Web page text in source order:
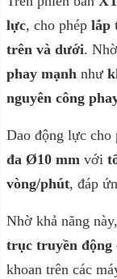
lực, cho phép lắp
trên và dưới.
phay mạnh như
nguyên công
Dao động lực cho
đa Ø10 mm với
vòng/phút, đáp
Nhờ khả năng
trục truyền động
khoan trên các